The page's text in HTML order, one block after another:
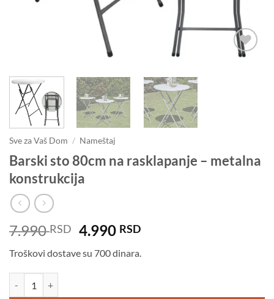
Sve za Vaš Dom / Nameštaj
Barski sto 80cm na rasklapanje – metalna
konstrukcija
7.990RSD Originalna
je
4.990 RSDTrenutna
je:
Troškovi dostave su 700 dinara.